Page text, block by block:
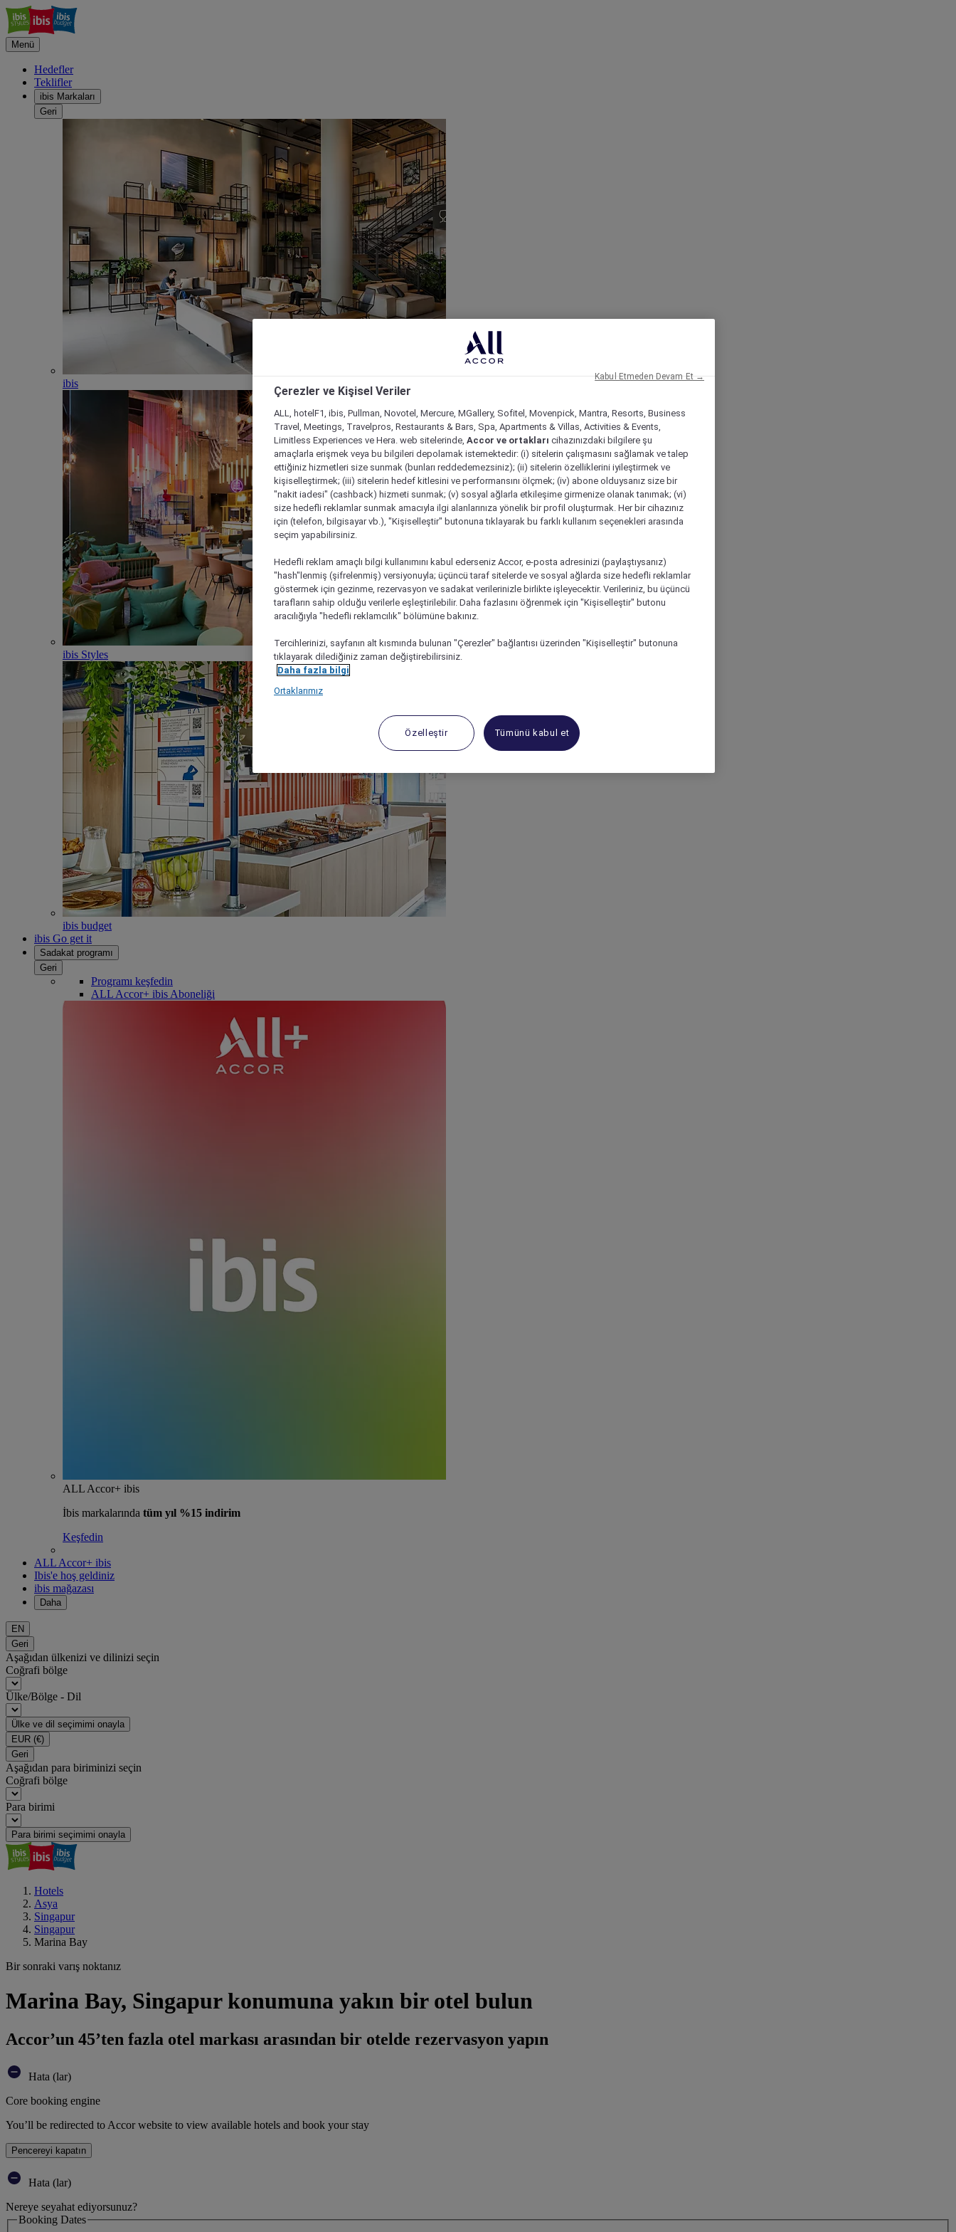
Menü
Hedefler
Teklifler
ibis Markaları
Geri
ibis
ibis Styles
ibis budget
ibis Go get it
Sadakat programı
Geri
Programı keşfedin
ALL Accor+ ibis Aboneliği
ALL Accor+ ibis
İbis markalarında tüm yıl %15 indirim
Keşfedin
ALL Accor+ ibis
Ibis'e hoş geldiniz
ibis mağazası
Daha
EN
Geri
Aşağıdan ülkenizi ve dilinizi seçin
Coğrafi bölge
Ülke/Bölge - Dil
Ülke ve dil seçimimi onayla
EUR (€)
Geri
Aşağıdan para biriminizi seçin
Coğrafi bölge
Para birimi
Para birimi seçimimi onayla
Hotels
Asya
Singapur
Singapur
Marina Bay
Bir sonraki varış noktanız
Marina Bay, Singapur konumuna yakın bir otel bulun
Accor’un 45’ten fazla otel markası arasından bir otelde rezervasyon yapın
Hata (lar)
Core booking engine
You’ll be redirected to Accor website to view available hotels and book your stay
Pencereyi kapatın
Hata (lar)
Nereye seyahat ediyorsunuz?
Booking Dates
Çerezler ve Kişisel Veriler
ALL, hotelF1, ibis, Pullman, Novotel, Mercure, MGallery, Sofitel, Movenpick, Mantra, Resorts, Business
Travel, Meetings, Travelpros, Restaurants & Bars, Spa, Apartments & Villas, Activities & Events,
Limitless Experiences ve Hera. web sitelerinde, Accor ve ortakları cihazınızdaki bilgilere şu
amaçlarla erişmek veya bu bilgileri depolamak istemektedir: (i) sitelerin çalışmasını sağlamak ve talep
ettiğiniz hizmetleri size sunmak (bunları reddedemezsiniz); (ii) sitelerin özelliklerini iyileştirmek ve
kişiselleştirmek; (iii) sitelerin hedef kitlesini ve performansını ölçmek; (iv) abone olduysanız size bir
"nakit iadesi" (cashback) hizmeti sunmak; (v) sosyal ağlarla etkileşime girmenize olanak tanımak; (vi)
size hedefli reklamlar sunmak amacıyla ilgi alanlarınıza yönelik bir profil oluşturmak. Her bir cihazınız
için (telefon, bilgisayar vb.), "Kişiselleştir" butonuna tıklayarak bu farklı kullanım seçenekleri arasında
seçim yapabilirsiniz.
Hedefli reklam amaçlı bilgi kullanımını kabul ederseniz Accor, e-posta adresinizi (paylaştıysanız)
"hash"lenmiş (şifrelenmiş) versiyonuyla; üçüncü taraf sitelerde ve sosyal ağlarda size hedefli reklamlar
göstermek için gezinme, rezervasyon ve sadakat verilerinizle birlikte işleyecektir. Verileriniz, bu üçüncü
tarafların sahip olduğu verilerle eşleştirilebilir. Daha fazlasını öğrenmek için "Kişiselleştir" butonu
aracılığıyla "hedefli reklamcılık" bölümüne bakınız.
Tercihlerinizi, sayfanın alt kısmında bulunan "Çerezler" bağlantısı üzerinden "Kişiselleştir" butonuna
tıklayarak dilediğiniz zaman değiştirebilirsiniz.
Daha fazla bilgi
Ortaklarımız
Özelleştir Tümünü kabul et
Kabul Etmeden Devam Et →